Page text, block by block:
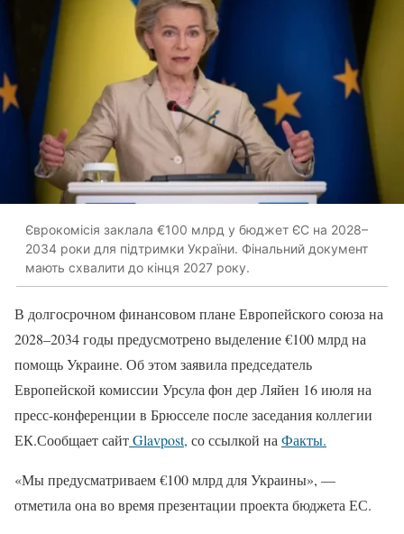
Єврокомісія заклала €100 млрд у бюджет ЄС на 2028–
2034 роки для підтримки України. Фінальний документ
мають схвалити до кінця 2027 року.
В долгосрочном финансовом плане Европейского союза на
2028–2034 годы предусмотрено выделение €100 млрд на
помощь Украине. Об этом заявила председатель
Европейской комиссии Урсула фон дер Ляйен 16 июля на
пресс-конференции в Брюсселе после заседания коллегии
ЕК.Сообщает сайтGlavpost, со ссылкой на Факты.
«Мы предусматриваем €100 млрд для Украины», —
отметила она во время презентации проекта бюджета ЕС.